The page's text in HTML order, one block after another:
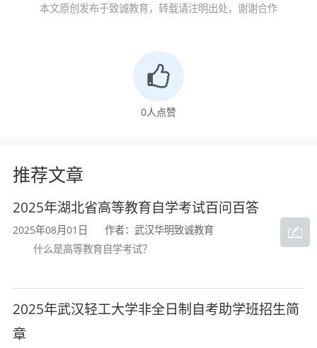
五、考试时间：每年4月、10月
六、课程设置人力资源管理（专升本）
本文原创发布于致诚教育，转载请注明出处，谢谢合作
0人点赞
推荐文章
2025年湖北省高等教育自学考试百问百答
2025年08月01日
作者：武汉华明致诚教育
什么是高等教育自学考试？
2025年武汉轻工大学非全日制自考助学班招生简
章